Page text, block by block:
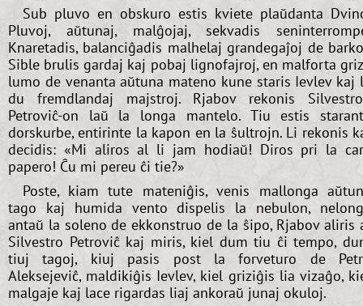
Sub pluvo en obskuro estis kviete plaŭdanta
Pluvoj, aŭtunaj, malĝojaj, sekvadis
Knaretadis, balanciĝadis malhelaj grandegaĵoj de
Sible brulis gardaj kaj pobaj lignofajroj, en malforta
lumo de venanta aŭtuna mateno kune staris Ievlev kaj
du fremdlandaj majstroj. Rjabov rekonis
Petroviĉ-on laŭ la longa mantelo. Tiu estis
dorskurbe, entirinte la kapon en la ŝultrojn. Li rekonis
decidis: «Mi aliros al li jam hodiaŭ! Diros pri la
papero! Ĉu mi pereu ĉi tie?»
Poste, kiam tute mateniĝis, venis mallonga
tago kaj humida vento dispelis la nebulon,
antaŭ la soleno de ekkonstruo de la ŝipo, Rjabov aliris
Silvestro Petroviĉ kaj miris, kiel dum tiu ĉi tempo,
tiuj tagoj, kiuj pasis post la forveturo de
Aleksejeviĉ, maldikiĝis Ievlev, kiel griziĝis lia vizaĝo,
malgaje kaj lace rigardas liaj ankoraŭ junaj okuloj.